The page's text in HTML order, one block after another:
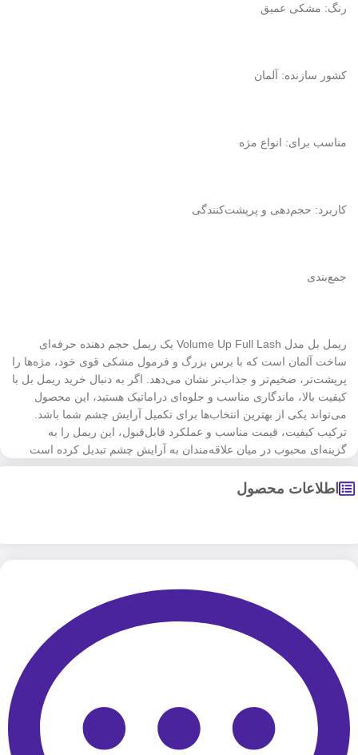
رنگ: مشکی عمیق
کشور سازنده: آلمان
مناسب برای: انواع مژه
کاربرد: حجم‌دهی و پرپشت‌کنندگی
جمع‌بندی
ریمل بل مدل Volume Up Full Lash یک ریمل حجم دهنده حرفه‌ای
ساخت آلمان است که با برس بزرگ و فرمول مشکی قوی خود، مژه‌ها را
پرپشت‌تر، ضخیم‌تر و جذاب‌تر نشان می‌دهد. اگر به دنبال خرید ریمل بل با
کیفیت بالا، ماندگاری مناسب و جلوه‌ای دراماتیک هستید، این محصول
می‌تواند یکی از بهترین انتخاب‌ها برای تکمیل آرایش چشم شما باشد.
ترکیب کیفیت، قیمت مناسب و عملکرد قابل‌قبول، این ریمل را به
گزینه‌ای محبوب در میان علاقه‌مندان به آرایش چشم تبدیل کرده است
اطلاعات محصول